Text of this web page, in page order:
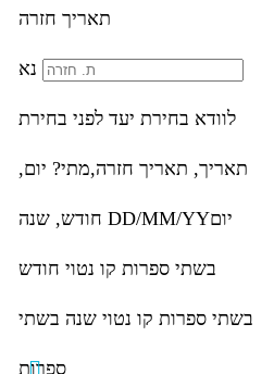
תאריך חזרה
נא
לוודא בחירת יעד לפני בחירת
תאריך, תאריך חזרה,מתי? יום,
DD/MM/YYיום
בשתי ספרות קו נטוי חודש
בשתי ספרות קו נטוי שנה בשתי
ספרות